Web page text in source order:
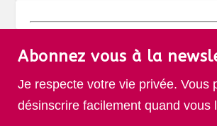
Abonnez vous à la
Je respecte votre vie privée. Vous
désinscrire facilement quand vous